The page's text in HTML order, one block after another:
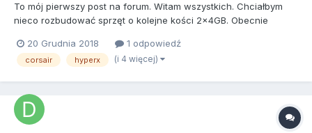
To mój pierwszy post na forum. Witam wszystkich. Chciałbym
nieco rozbudować sprzęt o kolejne kości 2x4GB. Obecnie
Ciężko z dostępnością tych kości w okolicy, więc pojawiają się
dwa pytania; czy takie same, lecz CL16 nie będą się z nimi...
20 Grudnia 2018 1 odpowiedź
corsair hyperx (i 4 więcej)